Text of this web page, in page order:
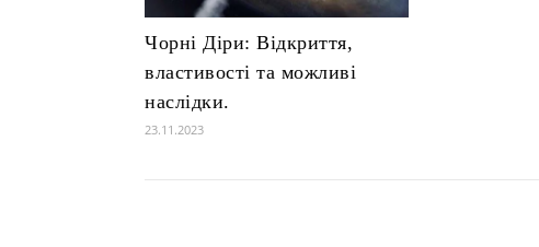
Чорні Діри: Відкриття,
властивості та можливі
наслідки.
23.11.2023